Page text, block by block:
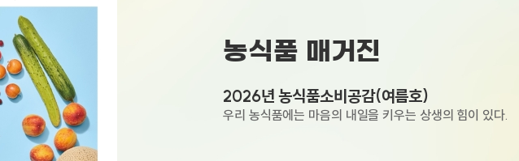
농식품 매거진
2026년 농식품소비공감(여름호)
우리 농식품에는 마음의 내일을 키우는 상생의 힘이 있다.